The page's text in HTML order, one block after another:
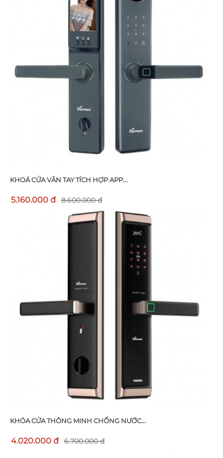
KHOÁ CỬA VÂN TAY TÍCH HỢP APP...
5.160.000 đ 8.600.000 đ
KHÓA CỬA THÔNG MINH CHỐNG NƯỚC...
4.020.000 đ 6.700.000 đ